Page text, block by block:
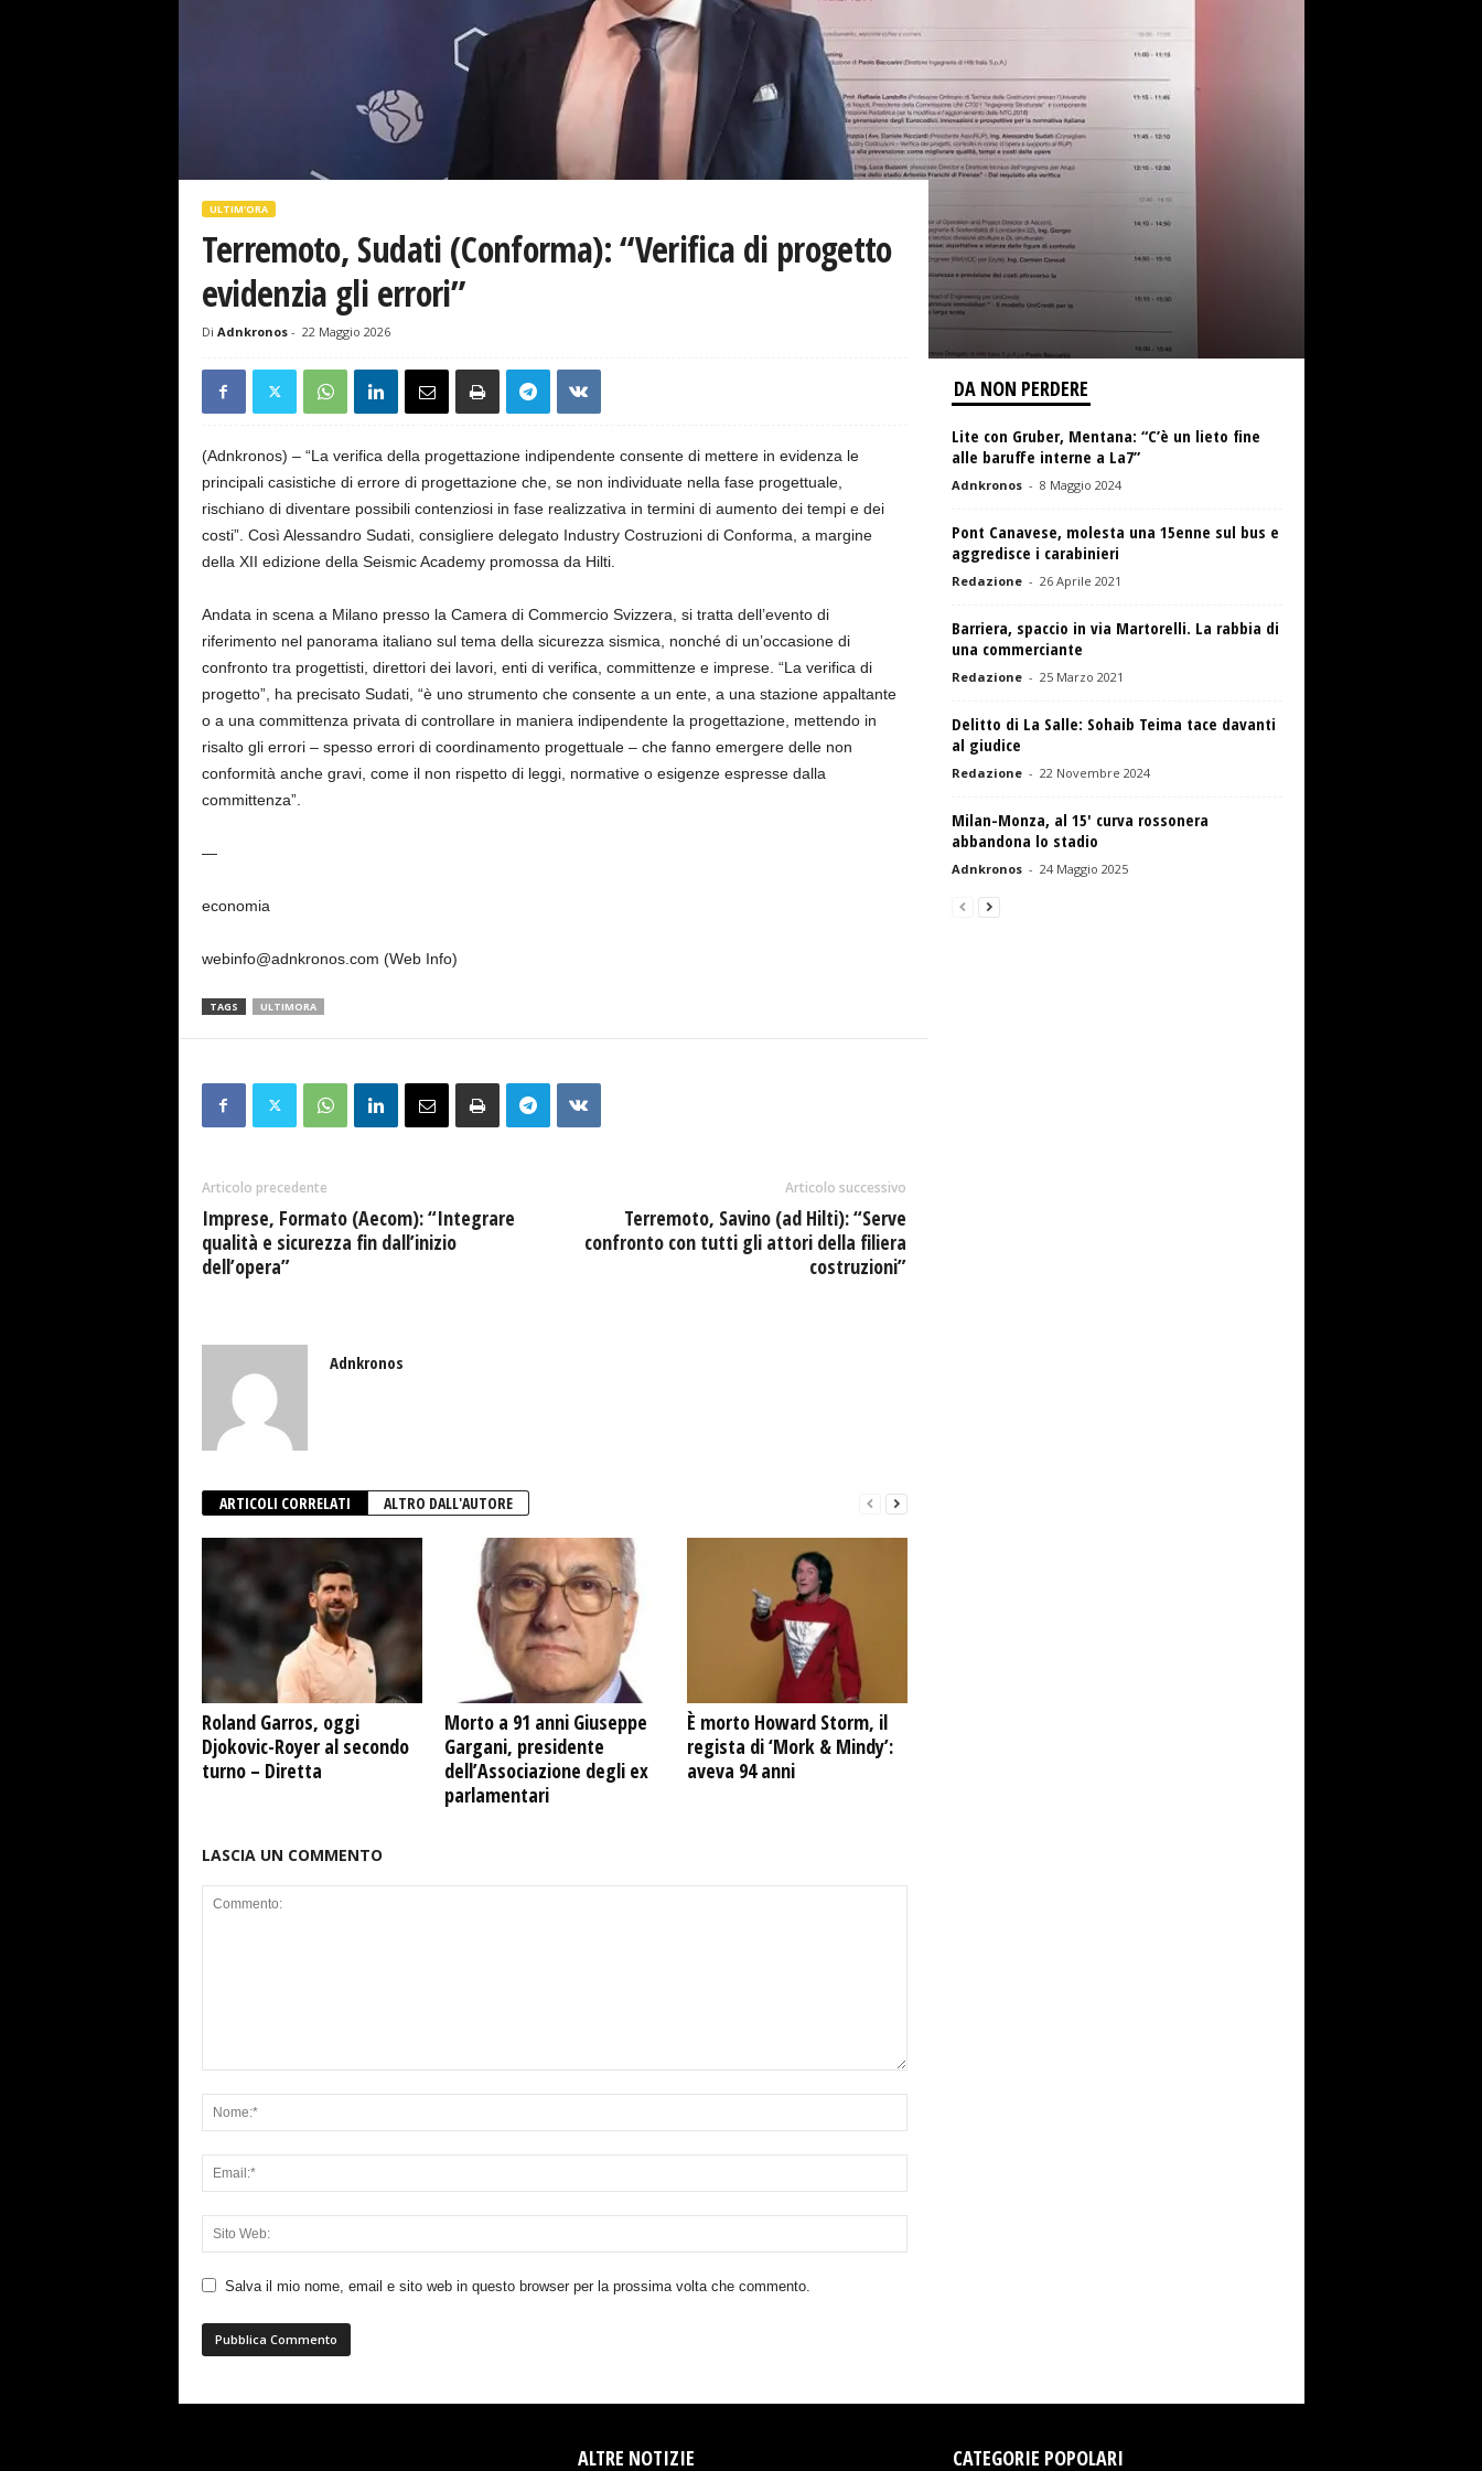
ULTIM'ORA
Terremoto, Sudati (Conforma): “Verifica di progetto
evidenzia gli errori”
Di Adnkronos- 22 Maggio 2026
(Adnkronos) – “La verifica della progettazione indipendente consente di mettere in evidenza le
principali casistiche di errore di progettazione che, se non individuate nella fase progettuale,
rischiano di diventare possibili contenziosi in fase realizzativa in termini di aumento dei tempi e dei
costi”. Così Alessandro Sudati, consigliere delegato Industry Costruzioni di Conforma, a margine
della XII edizione della Seismic Academy promossa da Hilti.
Andata in scena a Milano presso la Camera di Commercio Svizzera, si tratta dell’evento di
riferimento nel panorama italiano sul tema della sicurezza sismica, nonché di un’occasione di
confronto tra progettisti, direttori dei lavori, enti di verifica, committenze e imprese. “La verifica di
progetto”, ha precisato Sudati, “è uno strumento che consente a un ente, a una stazione appaltante
o a una committenza privata di controllare in maniera indipendente la progettazione, mettendo in
risalto gli errori – spesso errori di coordinamento progettuale – che fanno emergere delle non
conformità anche gravi, come il non rispetto di leggi, normative o esigenze espresse dalla
committenza”.
—
economia
webinfo@adnkronos.com (Web Info)
TAGS ULTIMORA
Articolo precedente
Imprese, Formato (Aecom): “Integrare
qualità e sicurezza fin dall’inizio
dell’opera”
Articolo successivo
Terremoto, Savino (ad Hilti): “Serve
confronto con tutti gli attori della filiera
costruzioni”
Adnkronos
ARTICOLI CORRELATI ALTRO DALL'AUTORE
Roland Garros, oggi
Djokovic-Royer al secondo
turno – Diretta
Morto a 91 anni Giuseppe
Gargani, presidente
dell’Associazione degli ex
parlamentari
È morto Howard Storm, il
regista di ‘Mork & Mindy’:
aveva 94 anni
LASCIA UN COMMENTO
Salva il mio nome, email e sito web in questo browser per la prossima volta che commento.
DA NON PERDERE
Lite con Gruber, Mentana: “C’è un lieto fine
alle baruffe interne a La7”
Adnkronos - 8 Maggio 2024
Pont Canavese, molesta una 15enne sul bus e
aggredisce i carabinieri
Redazione - 26 Aprile 2021
Barriera, spaccio in via Martorelli. La rabbia di
una commerciante
Redazione - 25 Marzo 2021
Delitto di La Salle: Sohaib Teima tace davanti
al giudice
Redazione - 22 Novembre 2024
Milan-Monza, al 15′ curva rossonera
abbandona lo stadio
Adnkronos - 24 Maggio 2025
ALTRE NOTIZIE CATEGORIE POPOLARI